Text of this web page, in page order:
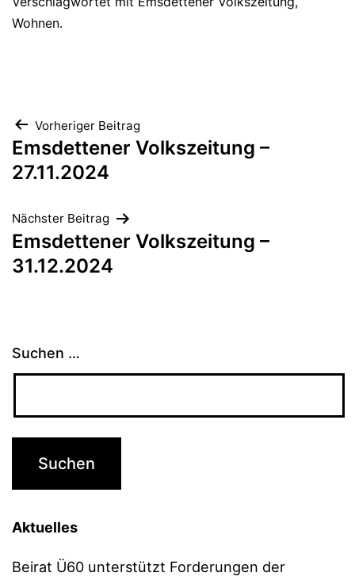
Wohnen.
Beitragsnavigation
Vorheriger Beitrag
Emsdettener Volkszeitung –
27.11.2024
Nächster Beitrag
Emsdettener Volkszeitung –
31.12.2024
Suchen …
Aktuelles
Beirat Ü60 unterstützt Forderungen der